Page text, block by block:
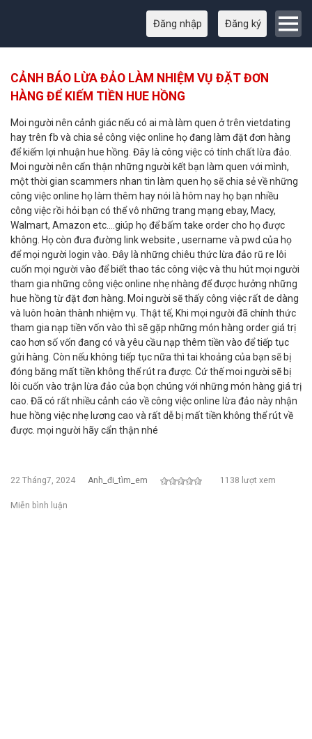
Đăng nhập Đăng ký
CẢNH BÁO LỪA ĐẢO LÀM NHIỆM VỤ ĐẶT ĐƠN
HÀNG ĐỂ KIẾM TIỀN HUE HỒNG
Moi người nên cảnh giác nếu có ai mà làm quen ở trên vietdating
hay trên fb và chia sẻ công việc online họ đang làm đặt đơn hàng
để kiếm lợi nhuận hue hồng. Đây là công việc có tính chất lừa đảo.
Moi người nên cẩn thận những người kết bạn làm quen với mình,
một thời gian scammers nhan tin làm quen họ sẽ chia sẻ về những
công việc online họ làm thêm hay nói là hôm nay họ bạn nhiều
công việc rồi hỏi bạn có thể vô những trang mạng ebay, Macy,
Walmart, Amazon etc....giúp họ để bấm take order cho họ được
không. Họ còn đưa đường link website , username và pwd của họ
để mọi người login vào. Đây là những chiêu thức lừa đảo rũ re lôi
cuốn mọi người vào để biết thao tác công việc và thu hút mọi người
tham gia những công việc online nhẹ nhàng để được hưởng những
hue hồng từ đặt đơn hàng. Moi người sẽ thấy công việc rất de dàng
và luôn hoàn thành nhiệm vụ. Thật tế, Khi mọi người đã chính thức
tham gia nạp tiền vốn vào thì sẽ gặp những món hàng order giá trị
cao hơn số vốn đang có và yêu cầu nạp thêm tiền vào để tiếp tục
gửi hàng. Còn nếu không tiếp tục nữa thì tai khoảng của bạn sẽ bị
đóng băng mất tiền không thể rút ra được. Cứ thế moi người sẽ bị
lôi cuốn vào trận lừa đảo của bọn chúng với những món hàng giá trị
cao. Đã có rất nhiều cảnh cáo về công việc online lừa đảo này nhận
hue hồng việc nhẹ lương cao và rất dễ bị mất tiền không thể rút về
được. mọi người hãy cẩn thận nhé
22 Tháng7, 2024 Anh_đi_tìm_em 1138 lượt xem
Miễn bình luận